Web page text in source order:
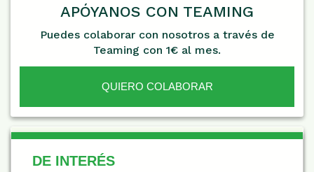
APÓYANOS CON TEAMING
Puedes colaborar con nosotros a través de
Teaming con 1€ al mes.
QUIERO COLABORAR
De Interés
DE INTERÉS